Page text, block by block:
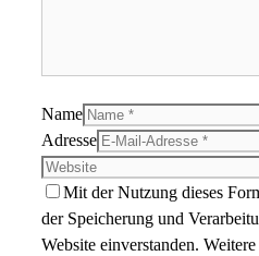
Name
Adresse
Mit der Nutzung dieses
der Speicherung und
Website einverstanden.